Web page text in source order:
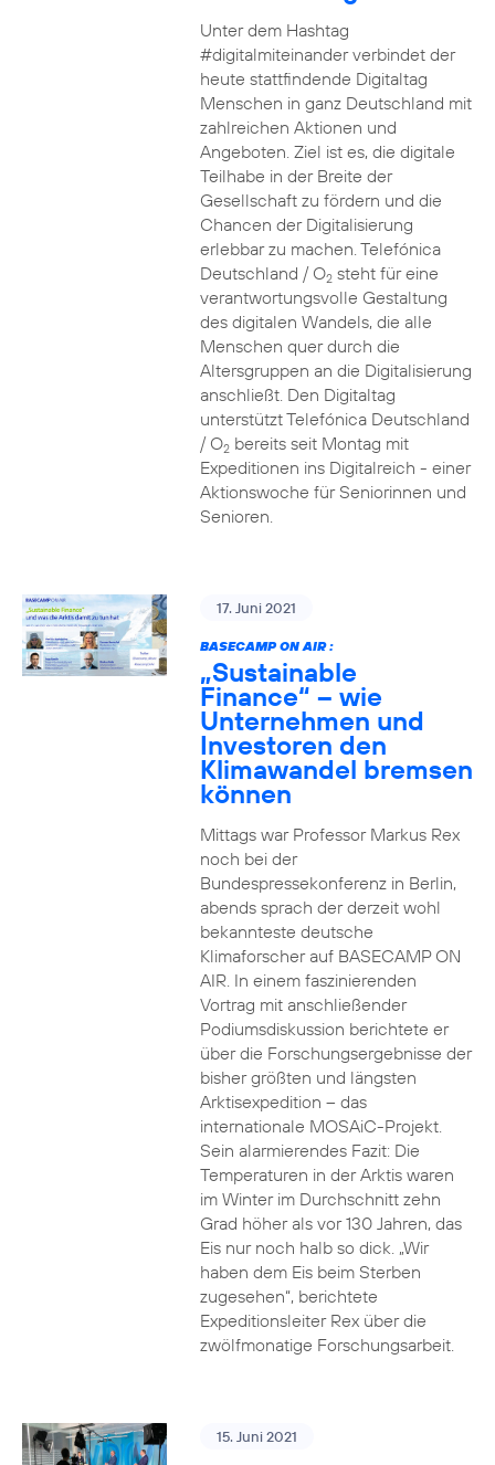
Unter dem Hashtag
#digitalmiteinander verbindet der
heute stattfindende Digitaltag
Menschen in ganz Deutschland mit
zahlreichen Aktionen und
Angeboten. Ziel ist es, die digitale
Teilhabe in der Breite der
Gesellschaft zu fördern und die
Chancen der Digitalisierung
erlebbar zu machen. Telefónica
Deutschland / O2steht für eine
verantwortungsvolle Gestaltung
des digitalen Wandels, die alle
Menschen quer durch die
Altersgruppen an die Digitalisierung
anschließt. Den Digitaltag
unterstützt Telefónica Deutschland
/ O2bereits seit Montag mit
Expeditionen ins Digitalreich - einer
Aktionswoche für Seniorinnen und
Senioren.
17. Juni 2021
BASECAMP ON AIR :
„Sustainable
Finance“ – wie
Unternehmen und
Investoren den
Klimawandel bremsen
können
Mittags war Professor Markus Rex
noch bei der
Bundespressekonferenz in Berlin,
abends sprach der derzeit wohl
bekannteste deutsche
Klimaforscher auf BASECAMP ON
AIR. In einem faszinierenden
Vortrag mit anschließender
Podiumsdiskussion berichtete er
über die Forschungsergebnisse der
bisher größten und längsten
Arktisexpedition – das
internationale MOSAiC-Projekt.
Sein alarmierendes Fazit: Die
Temperaturen in der Arktis waren
im Winter im Durchschnitt zehn
Grad höher als vor 130 Jahren, das
Eis nur noch halb so dick. „Wir
haben dem Eis beim Sterben
zugesehen“, berichtete
Expeditionsleiter Rex über die
zwölfmonatige Forschungsarbeit.
15. Juni 2021